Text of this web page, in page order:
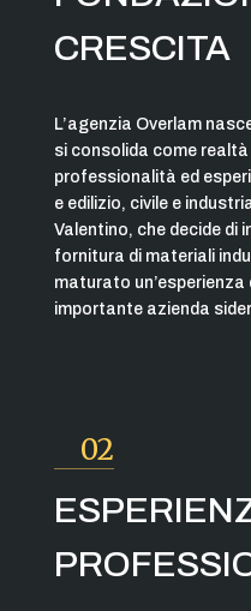
CRESCITA
L’agenzia Overlam
si consolida come
professionalità ed
e edilizio, civile e
Valentino, che decide di
fornitura di materiali
maturato un’esperienza
importante azienda
02